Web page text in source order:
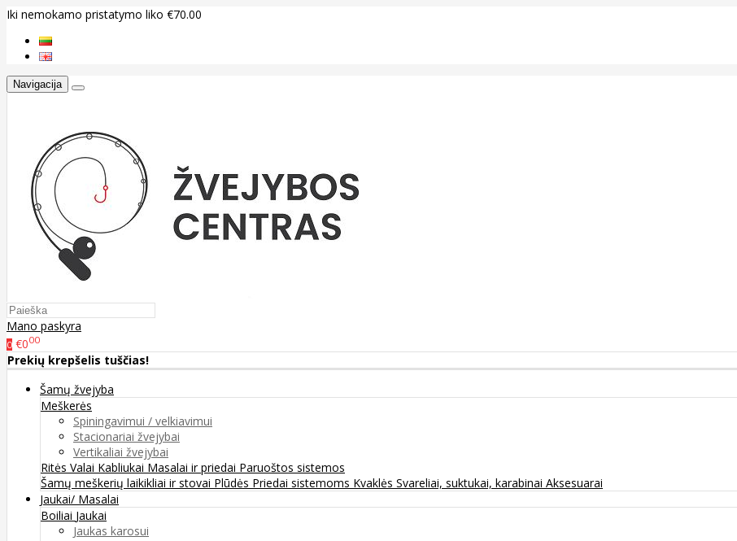
Iki nemokamo pristatymo liko €70.00
Navigacija
Mano paskyra
0 €000
Prekių krepšelis tuščias!
Šamų žvejyba
Meškerės
Spiningavimui / velkiavimui
Stacionariai žvejybai
Vertikaliai žvejybai
Ritės Valai Kabliukai Masalai ir priedai Paruoštos sistemos
Šamų meškerių laikikliai ir stovai Plūdės Priedai sistemoms Kvaklės Svareliai, suktukai, karabinai Aksesuarai
Jaukai/ Masalai
Boiliai Jaukai
Jaukas karosui